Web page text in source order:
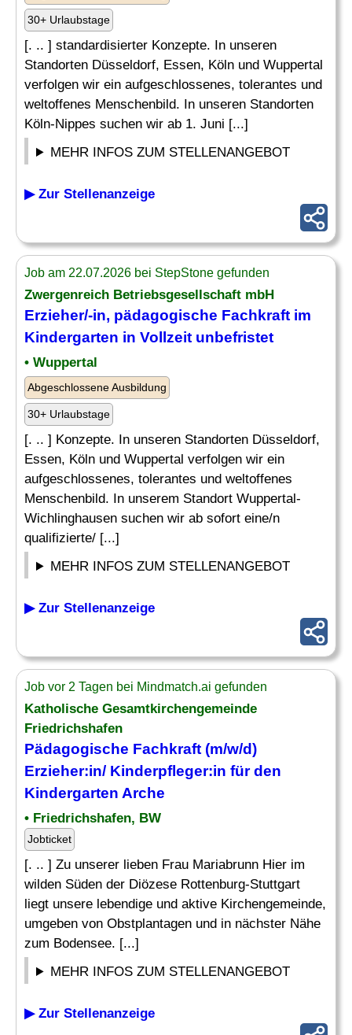
30+ Urlaubstage
[. .. ] standardisierter Konzepte. In unseren
Standorten Düsseldorf, Essen, Köln und Wuppertal
verfolgen wir ein aufgeschlossenes, tolerantes und
weltoffenes Menschenbild. In unseren Standorten
Köln-Nippes suchen wir ab 1. Juni [...]
MEHR INFOS ZUM STELLENANGEBOT
▶ Zur Stellenanzeige
Job am 22.07.2026 bei StepStone gefunden
Zwergenreich Betriebsgesellschaft mbH
Erzieher/-in, pädagogische Fachkraft im
Kindergarten in Vollzeit unbefristet
• Wuppertal
Abgeschlossene Ausbildung
30+ Urlaubstage
[. .. ] Konzepte. In unseren Standorten Düsseldorf,
Essen, Köln und Wuppertal verfolgen wir ein
aufgeschlossenes, tolerantes und weltoffenes
Menschenbild. In unserem Standort Wuppertal-
Wichlinghausen suchen wir ab sofort eine/n
qualifizierte/ [...]
MEHR INFOS ZUM STELLENANGEBOT
▶ Zur Stellenanzeige
Job vor 2 Tagen bei Mindmatch.ai gefunden
Katholische Gesamtkirchengemeinde
Friedrichshafen
Pädagogische Fachkraft (m/w/d)
Erzieher:in/ Kinderpfleger:in für den
Kindergarten Arche
• Friedrichshafen, BW
Jobticket
[. .. ] Zu unserer lieben Frau Mariabrunn Hier im
wilden Süden der Diözese Rottenburg-Stuttgart
liegt unsere lebendige und aktive Kirchengemeinde,
umgeben von Obstplantagen und in nächster Nähe
zum Bodensee. [...]
MEHR INFOS ZUM STELLENANGEBOT
▶ Zur Stellenanzeige